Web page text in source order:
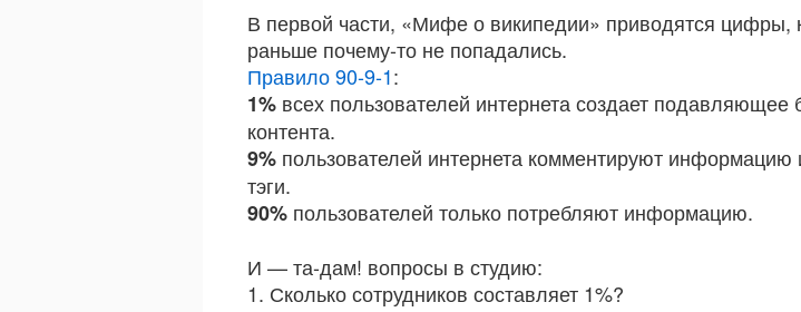
В первой части, «Мифе о википедии» приводятся цифры,
раньше почему-то не попадались.
Правило 90-9-1:
1% всех пользователей интернета создает подавляющее
контента.
9% пользователей интернета комментируют информацию
тэги.
90% пользователей только потребляют информацию.
И — та-дам! вопросы в студию:
1. Сколько сотрудников составляет 1%?